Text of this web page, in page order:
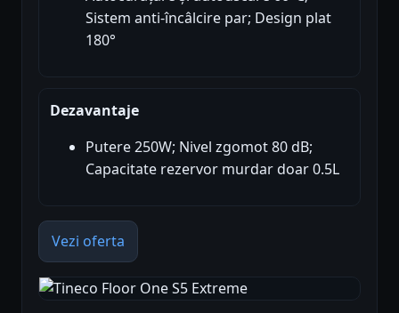
Sistem anti-încâlcire par; Design plat
180°
Dezavantaje
Putere 250W; Nivel zgomot 80 dB;
Capacitate rezervor murdar doar 0.5L
Vezi oferta